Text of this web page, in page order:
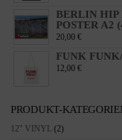
BERLIN HIP
POSTER A2
20,00 €
FUNK
12,00 €
PRODUKT-
12" VINYL (2)